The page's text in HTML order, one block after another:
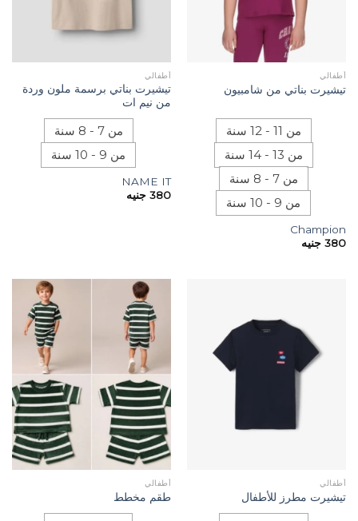
أطفالي
تيشيرت بناتي من شامبيون
من 11 - 12 سنة
من 13 - 14 سنة
من 7 - 8 سنة
من 9 - 10 سنة
Champion
380 جنيه
أطفالي
تيشيرت بناتي برسمة ملون وردة
من نيم ات
من 7 - 8 سنة
من 9 - 10 سنة
NAME IT
380 جنيه
أطفالي
تيشيرت مطرز للأطفال
أطفالي
طقم مخطط